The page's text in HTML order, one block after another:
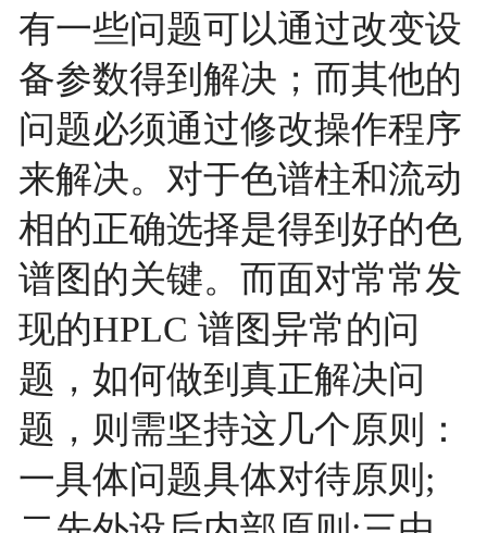
有一些问题可以通过改变设
备参数得到解决；而其他的
问题必须通过修改操作程序
来解决。对于色谱柱和流动
相的正确选择是得到好的色
谱图的关键。而面对常常发
现的HPLC 谱图异常的问
题，如何做到真正解决问
题，则需坚持这几个原则：
一具体问题具体对待原则;